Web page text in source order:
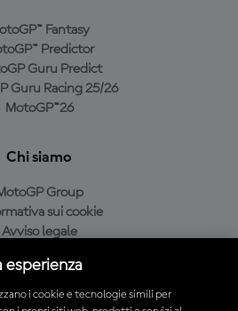
Fantasy
Predictor
Guru Predict
Guru Racing 25/26
MotoGP™26
Chi siamo
Group
sui cookie
Avviso legale
di acquisto
esperienza
i cookie e tecnologie simili per